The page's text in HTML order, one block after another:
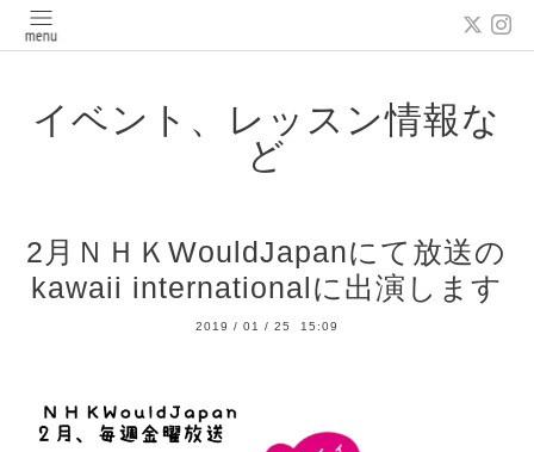
イベント、レッスン情報な
ど
2月ＮＨＫWouldJapanにて放送の
kawaii internationalに出演します
2019 / 01 / 25 15:09